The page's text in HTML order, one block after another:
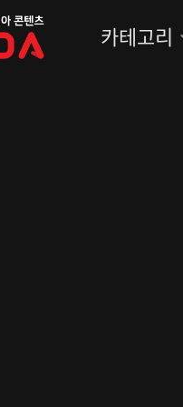
카테고리